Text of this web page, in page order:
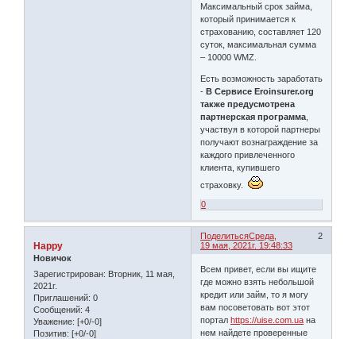
Максимальный срок займа,
который принимается к
страхованию, составляет 120
суток, максимальная сумма
– 10000 WMZ.
Есть возможность заработать
- В Сервисе Eroinsurer.org
также предусмотрена
партнерская программа
участвуя в которой партнеры
получают вознаграждение за
каждого привлеченного
клиента, купившего
страховку.
0
Поделиться 2
Среда,
19 мая, 2021г. 19:48:33
Happy
Новичок
Зарегистрирован: Вторник, 11 мая,
2021г.
Приглашений: 0
Сообщений: 4
Уважение: [+0/-0]
Позитив: [+0/-0]
Всем привет, если вы ищите
где можно взять небольшой
кредит или займ, то я могу
вам посоветовать вот этот
порталhttps://uise.com.ua на
нем найдете проверенные